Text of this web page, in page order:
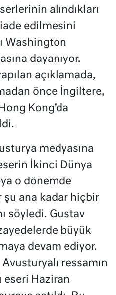
alındıkları
edilmesini
Washington
dayanıyor.
açıklamada,
önce İngiltere,
Kong’da
medyasına
İkinci Dünya
o dönemde
şu ana kadar hiçbir
söyledi. Gustav
büyük
devam ediyor.
ressamın
eseri Haziran